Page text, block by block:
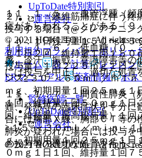
１１．１．５． 血管浮腫（頻
症があらわれることがある〔９
１１．１．６． 低血糖（０．
感、冷汗、振戦、意識障害等の
には投与を中止し、適切な処置
１１．１．７． 間質性肺炎（
難、発熱等の臨床症状を十分に
合には胸部Ｘ線、胸部ＣＴ等の
肺炎が疑われた場合には投与を
の投与等の適切な処置を行うこ
２）． 〈線維筋痛症に伴う疼
投与する場合［@クレアチニン
ｉｎ：１日投与量１５０〜４５
ｇ１日２回、維持量１回１５０
投与量）１回２２５ｍｇ１日２
ンス≧３０−＜６０ｍＬ／ｍｉｎ
ｍｇ、初期用量１回２５ｍｇ１
１回、維持量１回５０ｍｇ１日
回、維持量（最高投与量）１回
≧１５−＜３０ｍＬ／ｍｉｎ：
ｇ、初期用量１回２５ｍｇ１日
０ｍｇ１日１回、維持量１回
UpToDate特別割引
運営会社
© 2021 HOKUTO Inc. All rights
利用規約プライバシーポリシー
ホーム
表・計算 レジメン
ERマニュアル
薬剤情報 ポス
監修医師一覧
UpToDate特別割引
運営会社
© 2021 HOKUTO Inc. All rights